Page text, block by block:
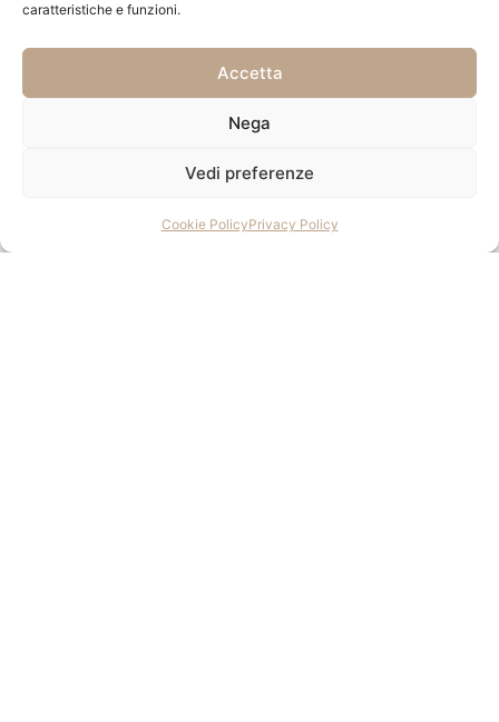
caratteristiche e funzioni.
Accetta
Nega
Vedi preferenze
Cookie PolicyPrivacy Policy